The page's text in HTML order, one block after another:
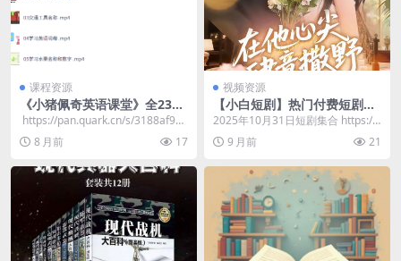
课程资源
《小猪佩奇英语课堂》全23集
儿童英文启蒙超清动画
​ https://pan.quark.cn/s/3188af9ed
3b0
8 月前 17
视频资源
【小白短剧】热门付费短剧资
源分享2025年11月1日 81部
2025年10月31日短剧集合 https://
pan.quark.cn/s/6...
9 月前 21